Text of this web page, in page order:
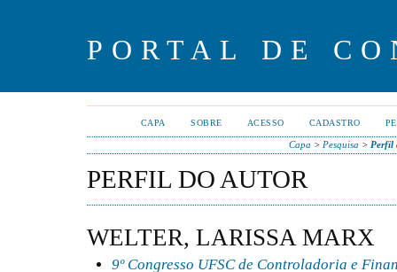
PORTAL DE
CAPA SOBRE ACESSO CADASTRO
Capa > Pesquisa > Perfil
PERFIL DO AUTOR
WELTER, LARISSA MARX
9º Congresso UFSC de Controladoria e